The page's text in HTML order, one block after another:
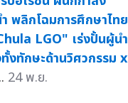
พลิกโฉมการศึกษาไทย
LGO" เร่งปั้นผู้นำ
งทักษะด้านวิศวกรรม x
24 พ.ย.